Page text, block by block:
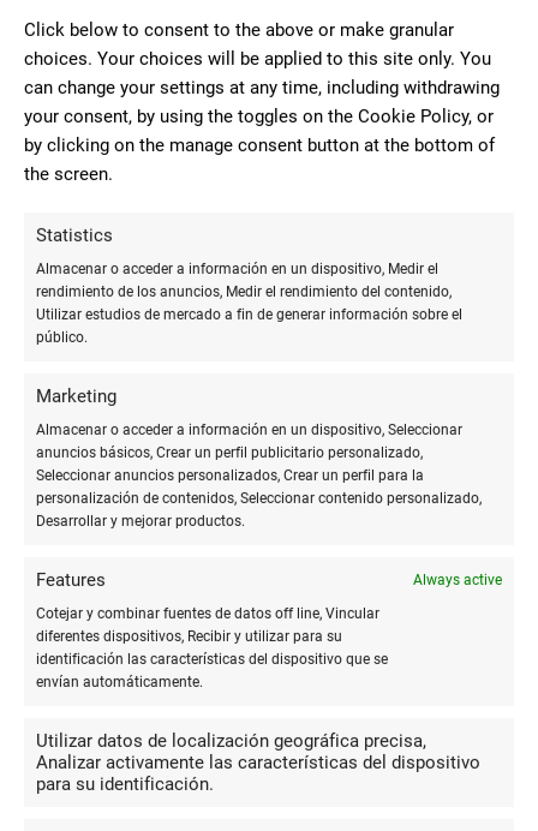
Click below to consent to the above or make granular
choices. Your choices will be applied to this site only. You
can change your settings at any time, including withdrawing
your consent, by using the toggles on the Cookie Policy, or
by clicking on the manage consent button at the bottom of
the screen.
Statistics
Almacenar o acceder a información en un dispositivo, Medir el
rendimiento de los anuncios, Medir el rendimiento del contenido,
Utilizar estudios de mercado a fin de generar información sobre el
público.
Marketing
Almacenar o acceder a información en un dispositivo, Seleccionar
anuncios básicos, Crear un perfil publicitario personalizado,
Seleccionar anuncios personalizados, Crear un perfil para la
personalización de contenidos, Seleccionar contenido personalizado,
Desarrollar y mejorar productos.
Features
Always active
Cotejar y combinar fuentes de datos off line, Vincular
diferentes dispositivos, Recibir y utilizar para su
identificación las características del dispositivo que se
envían automáticamente.
Utilizar datos de localización geográfica precisa,
Analizar activamente las características del dispositivo
para su identificación.
Paqui Aguilera
10
Me gusta mucho porque el trato
es estupendo y su precio está muy
Ana Vanesa
Bedman
Gran servicio, grandes
profesionales y grande la familia que
JOSE MANUEL
Mucho surtido y bien servicio,
jose gracian
garcia campoy
y libros. Muy amables, y sino hay algo, te
lo piden sin coste. Ideal para compras